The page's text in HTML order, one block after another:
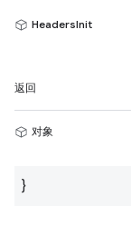
HeadersInit
返回
对象
}